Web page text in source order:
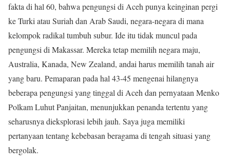
fakta di hal 60, bahwa pengungsi di Aceh punya keinginan pergi
ke Turki atau Suriah dan Arab Saudi, negara-negara di mana
kelompok radikal tumbuh subur. Ide itu tidak muncul pada
pengungsi di Makassar. Mereka tetap memilih negara maju,
Australia, Kanada, New Zealand, andai harus memilih tanah air
yang baru. Pemaparan pada hal 43-45 mengenai hilangnya
beberapa pengungsi yang tinggal di Aceh dan pernyataan Menko
Polkam Luhut Panjaitan, menunjukkan penanda tertentu yang
seharusnya dieksplorasi lebih jauh. Saya juga memiliki
pertanyaan tentang kebebasan beragama di tengah situasi yang
bergolak.